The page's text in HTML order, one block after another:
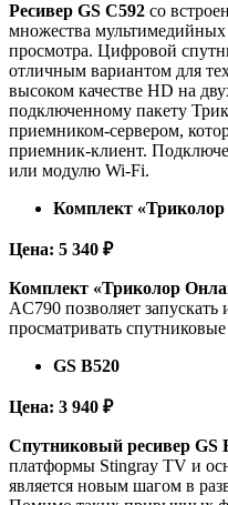
Ресивер GS С592 со
множества
просмотра. Цифровой
отличным вариантом для
высоком качестве HD на
подключенному пакету
приемником-сервером,
приемник-клиент.
или модулю Wi-Fi.
Комплект
Цена: 5 340 ₽
Комплект «Триколор
AC790 позволяет
просматривать
GS B520
Цена: 3 940 ₽
Спутниковый ресивер GS
платформы Stingray TV и
является новым шагом в